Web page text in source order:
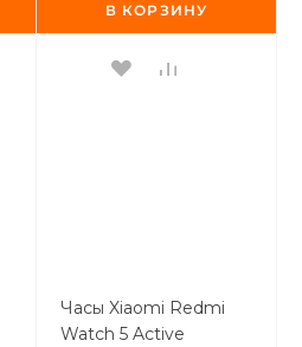
В КОРЗИНУ
Часы Xiaomi Redmi
Watch 5 Active